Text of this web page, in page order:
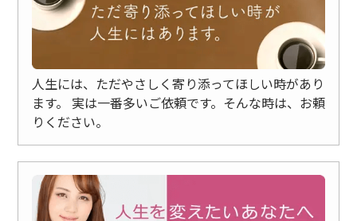
人生には、ただやさしく寄り添ってほしい時があり
ます。 実は一番多いご依頼です。そんな時は、お頼
りください。